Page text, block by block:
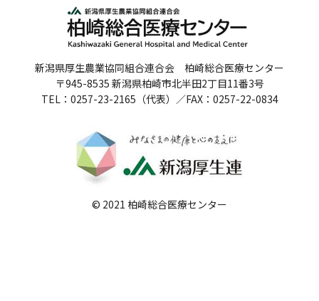
医療関係者の方へ
病院誌
個人情報保護方針
反社会的勢力に対する基本方針
院内感染対策指針
新潟県厚生農業協同組合連合会 柏崎総合医療センター
〒945-8535 新潟県柏崎市北半田2丁目11番3号
TEL：0257-23-2165（代表）／FAX：0257-22-0834
© 2021 柏崎総合医療センター